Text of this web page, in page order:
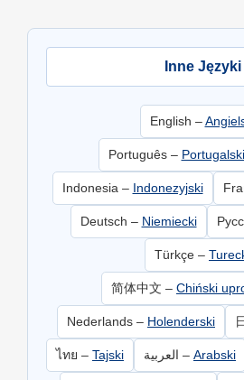
Inne Języki
English –
Português –
Indonesia – Indonezyjski
Deutsch – Niemiecki
Türkçe –
简体中文 – Chiński
Nederlands – Holenderski
ไทย – Tajski العربية – Arabski